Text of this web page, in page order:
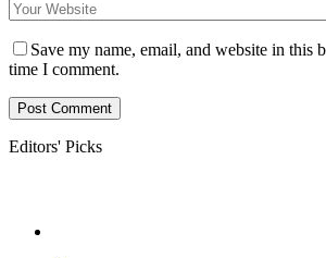
Save my name, email, and website in this
time I comment.
Editors' Picks